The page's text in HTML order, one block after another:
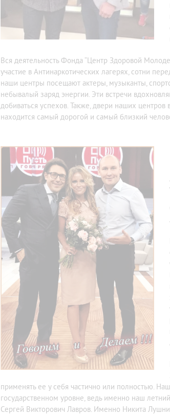
Вся деятельность Фонда “Центр Здоровой
участие в Антинаркотических лагерях, сотни
наши центры посещают актеры, музыканты,
небывалый заряд энергии. Эти встречи
добиваться успехов. Также, двери наших
находится самый дорогой и самый близкий
применять ее у себя частично или полностью.
государственном уровне, ведь именно наш
Сергей Викторович Лавров. Именно Никита